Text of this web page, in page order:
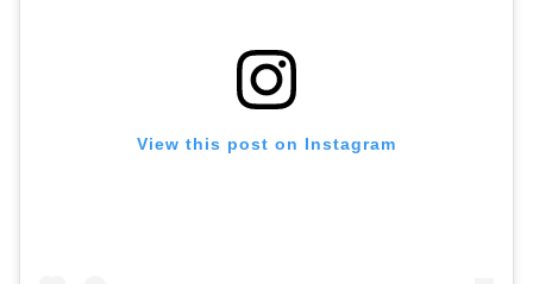
View this post on Instagram